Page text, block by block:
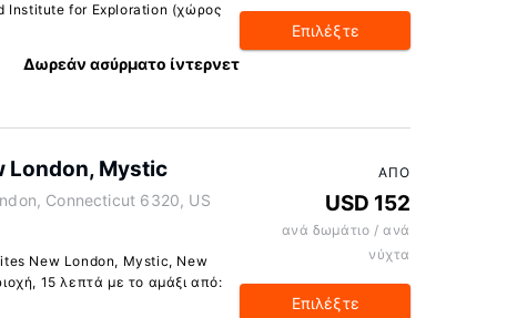
Institute for Exploration (χώρος
Δωρεάν ασύρματο ίντερνετ
Επιλέξτε
London, Mystic
Connecticut 6320, US
New London, Mystic, New
15 λεπτά με το αμάξι από:
ΑΠΌ
USD 152
ανά δωμάτιο / ανά
νύχτα
Επιλέξτε